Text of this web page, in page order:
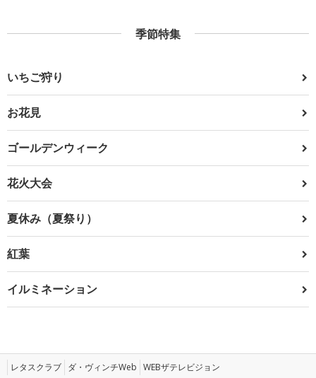
季節特集
いちご狩り
お花見
ゴールデンウィーク
花火大会
夏休み（夏祭り）
紅葉
イルミネーション
レタスクラブ ダ・ヴィンチWeb WEBザテレビジョン